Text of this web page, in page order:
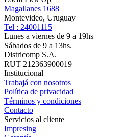
Magallanes 1688
Montevideo, Uruguay
Tel : 24001115
Lunes a viernes de 9 a 19hs
Sábados de 9 a 13hs.
Districomp S.A.
RUT 212363900019
Institucional
Trabajá con nosotros
Política de privacidad
Términos y condiciones
Contacto
Servicios al cliente
Impresing